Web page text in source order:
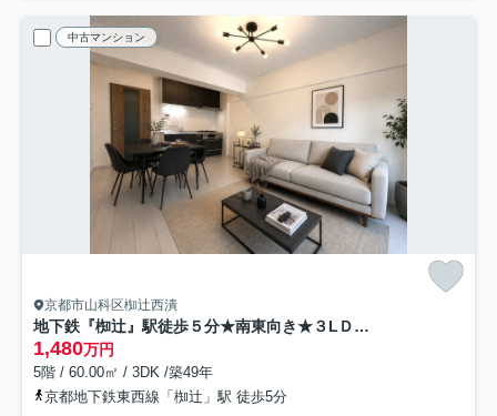
中古マンション
京都市山科区椥辻西潰
地下鉄『椥辻』駅徒歩５分★南東向き★３LＤＫ★リフォーム完了につき即入居ＯＫ★山科セントラルハイツ
1,480万円
5階 / 60.00㎡ / 3DK /築49年
京都地下鉄東西線「椥辻」駅 徒歩5分